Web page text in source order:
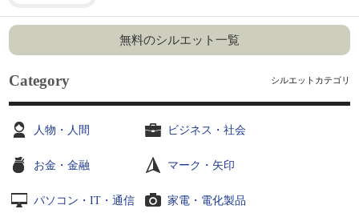
無料のシルエット一覧
Category シルエットカテゴリ
人物・人間 ビジネス・社会
お金・金融 マーク・矢印
パソコン・IT・通信 家電・電化製品